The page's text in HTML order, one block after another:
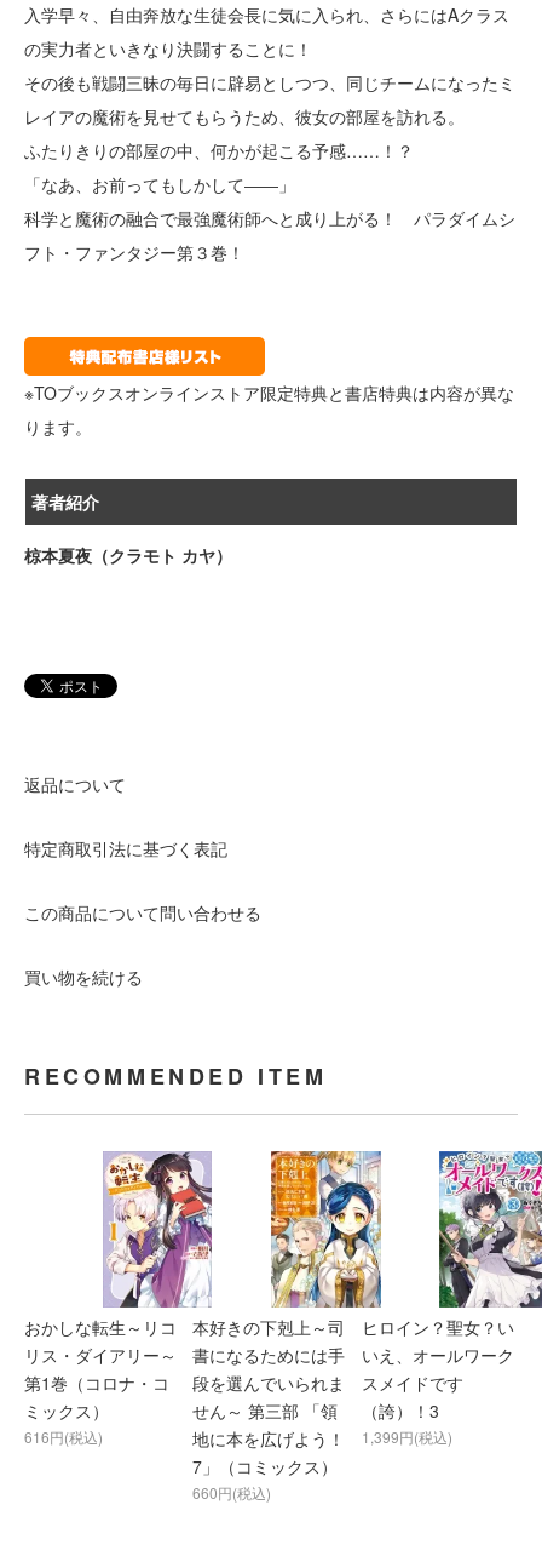
入学早々、自由奔放な生徒会長に気に入られ、さらにはAクラス
の実力者といきなり決闘することに！
その後も戦闘三昧の毎日に辟易としつつ、同じチームになったミ
レイアの魔術を見せてもらうため、彼女の部屋を訪れる。
ふたりきりの部屋の中、何かが起こる予感……！？
「なあ、お前ってもしかして――」
科学と魔術の融合で最強魔術師へと成り上がる！ パラダイムシ
フト・ファンタジー第３巻！
※TOブックスオンラインストア限定特典と書店特典は内容が異な
ります。
著者紹介
椋本夏夜（クラモト カヤ）
返品について
特定商取引法に基づく表記
この商品について問い合わせる
買い物を続ける
RECOMMENDED ITEM
おかしな転生～リコ
リス・ダイアリー～
第1巻（コロナ・コ
ミックス）
616円(税込)
本好きの下剋上～司
書になるためには手
段を選んでいられま
せん～ 第三部 「領
地に本を広げよう！
7」（コミックス）
660円(税込)
ヒロイン？聖女？い
いえ、オールワーク
スメイドです
（誇）！3
1,399円(税込)